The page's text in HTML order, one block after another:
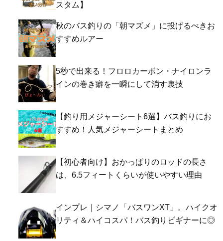
スタム】
秋のバス釣りの「朝マズメ」に投げるべきお
すすめルアー
5秒で出来る！フロロカーボン・ナイロンラ
インの巻き癖を一瞬にして消す裏技
【釣り用メジャーシート6選】バス釣りにお
すすめ！人気メジャーシートまとめ
【初心者向け】おかっぱりのロッドの長さ
は、6.5フィートくらいが使いやすい理由
インプレ｜シマノ「バスワンXT」。ハイクオ
リティ＆ハイコスパ！バス釣りビギナーに◎